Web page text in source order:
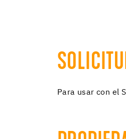
Para usar con el